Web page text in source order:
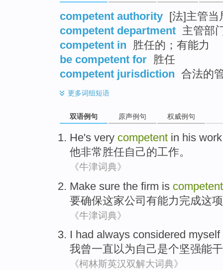
competent authority [法]主管当
competent department 主管部
competent in
胜任的；有能力
be competent for 胜任
competent jurisdiction 合法的
更多词组短语
双语例句 原声例句 权威例句
He's very competent in his work
他非常 胜任自己的工作。
《牛津词典》
Make sure the firm is competent
要确保这家公司 有能力完成这
《牛津词典》
I had always considered myself
我曾一直以为 自己是个坚强能干
《柯林斯英汉双解大词典》